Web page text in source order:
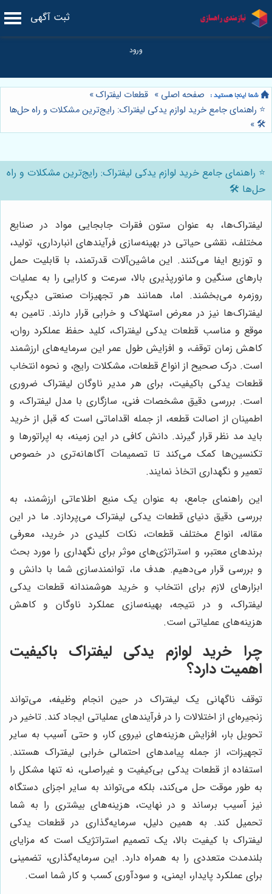
ثبت آگهی
صفحه اصلی » قطعات لیفتراک»
⭐️ راهنمای جامع خرید لوازم یدکی لیفتراک: رایج‌ترین مشکلات و راه حل‌ها
🛠️
»
⭐️ راهنمای جامع خرید لوازم یدکی لیفتراک: رایج‌ترین مشکلات و راه
حل‌ها 🛠️
لیفتراک‌ها، به عنوان ستون فقرات جابجایی مواد در صنایع
مختلف، نقشی حیاتی در بهینه‌سازی فرآیندهای انبارداری، تولید،
و توزیع ایفا می‌کنند. این ماشین‌آلات قدرتمند، با قابلیت حمل
بارهای سنگین و مانورپذیری بالا، سرعت و کارایی را به عملیات
روزمره می‌بخشند. اما، همانند هر تجهیزات صنعتی دیگری،
لیفتراک‌ها نیز در معرض استهلاک و خرابی قرار دارند. تامین به
موقع و مناسب قطعات یدکی لیفتراک، کلید حفظ عملکرد روان،
کاهش زمان توقف، و افزایش طول عمر این سرمایه‌های ارزشمند
است. درک صحیح از انواع قطعات، مشکلات رایج، و نحوه انتخاب
قطعات یدکی باکیفیت، برای هر مدیر ناوگان لیفتراک ضروری
است. بررسی دقیق مشخصات فنی، سازگاری با مدل لیفتراک، و
اطمینان از اصالت قطعه، از جمله اقداماتی است که قبل از خرید
باید مد نظر قرار گیرند. دانش کافی در این زمینه، به اپراتورها و
تکنسین‌ها کمک می‌کند تا تصمیمات آگاهانه‌تری در خصوص
تعمیر و نگهداری اتخاذ نمایند.
این راهنمای جامع، به عنوان یک منبع اطلاعاتی ارزشمند، به
بررسی دقیق دنیای قطعات یدکی لیفتراک می‌پردازد. ما در این
مقاله، انواع مختلف قطعات، نکات کلیدی در خرید، معرفی
برندهای معتبر، و استراتژی‌های موثر برای نگهداری را مورد بحث
و بررسی قرار می‌دهیم. هدف ما، توانمندسازی شما با دانش و
ابزارهای لازم برای انتخاب و خرید هوشمندانه قطعات یدکی
لیفتراک، و در نتیجه، بهینه‌سازی عملکرد ناوگان و کاهش
هزینه‌های عملیاتی است.
چرا خرید لوازم یدکی لیفتراک باکیفیت
اهمیت دارد؟
توقف ناگهانی یک لیفتراک در حین انجام وظیفه، می‌تواند
زنجیره‌ای از اختلالات را در فرآیندهای عملیاتی ایجاد کند. تاخیر در
تحویل بار، افزایش هزینه‌های نیروی کار، و حتی آسیب به سایر
تجهیزات، از جمله پیامدهای احتمالی خرابی لیفتراک هستند.
استفاده از قطعات یدکی بی‌کیفیت و غیراصلی، نه تنها مشکل را
به طور موقت حل می‌کند، بلکه می‌تواند به سایر اجزای دستگاه
نیز آسیب برساند و در نهایت، هزینه‌های بیشتری را به شما
تحمیل کند. به همین دلیل، سرمایه‌گذاری در قطعات یدکی
لیفتراک با کیفیت بالا، یک تصمیم استراتژیک است که مزایای
بلندمدت متعددی را به همراه دارد. این سرمایه‌گذاری، تضمینی
برای عملکرد پایدار، ایمنی، و سودآوری کسب و کار شما است.